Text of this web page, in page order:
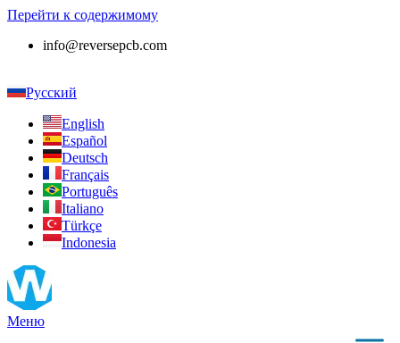
Перейти к содержимому
info@reversepcb.com
Русский
English
Español
Deutsch
Français
Português
Italiano
Türkçe
Indonesia
Меню